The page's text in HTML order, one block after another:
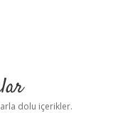
dolu içerikler.